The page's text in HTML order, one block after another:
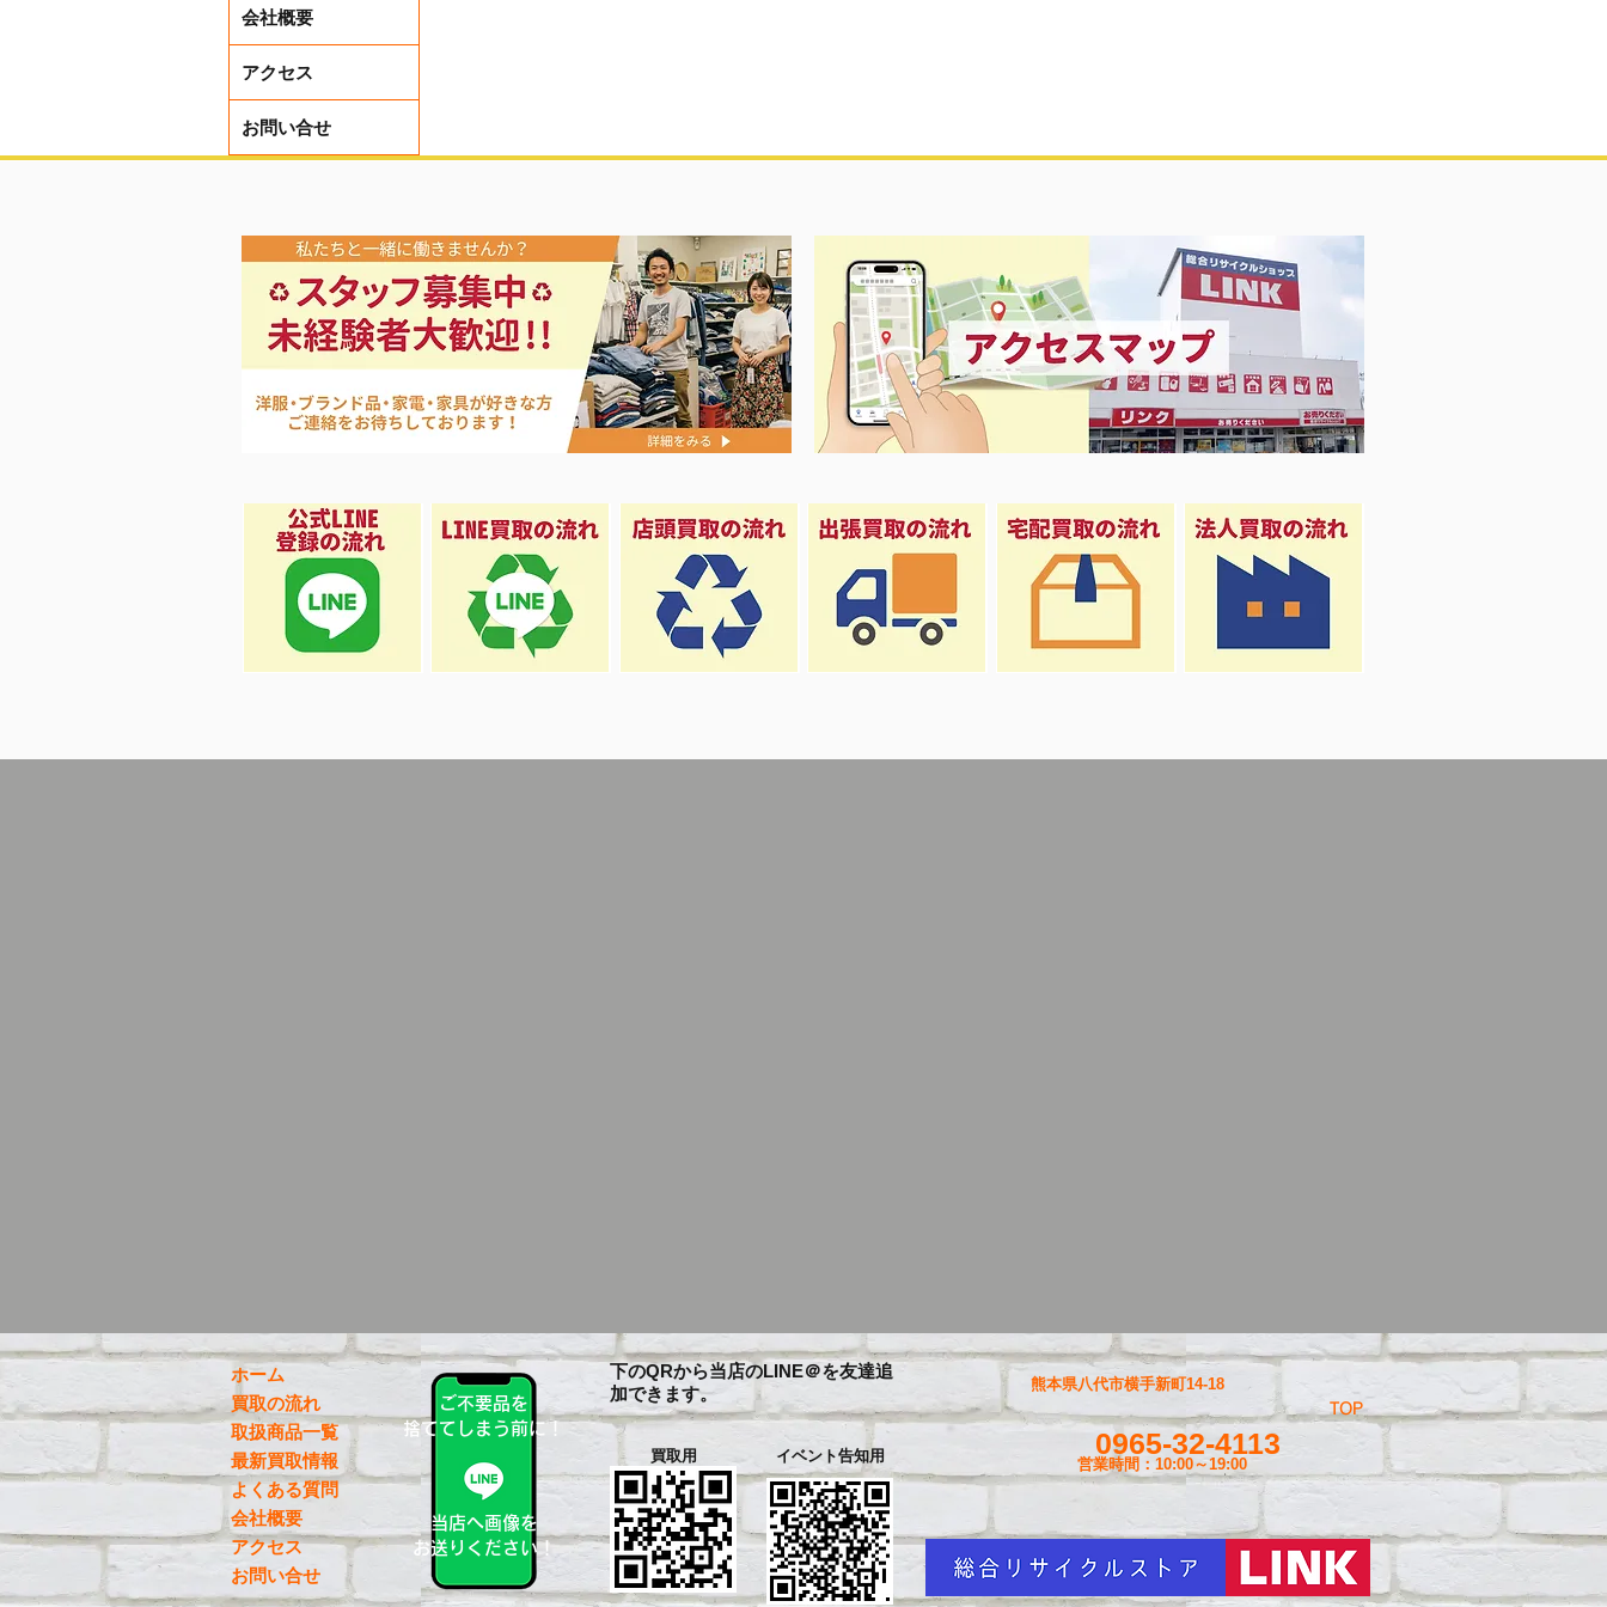
会社概要
アクセス
お問い合せ
ホーム
買取の流れ
取扱商品一覧
最新買取情報
よくある質問
会社概要
アクセス
お問い合せ
ご不要品を
捨ててしまう前に！
当店へ画像を
お送りください！
下のQRから当店のLINE＠を友達追
加できます。
買取用 イベント告知用
TOP
0965-32-4113
営業時間：10:00～19:00
熊本県八代市横手新町14-18